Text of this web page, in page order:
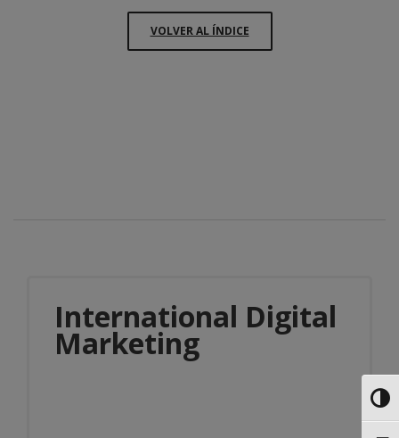
VOLVER AL ÍNDICE
International Digital
Marketing